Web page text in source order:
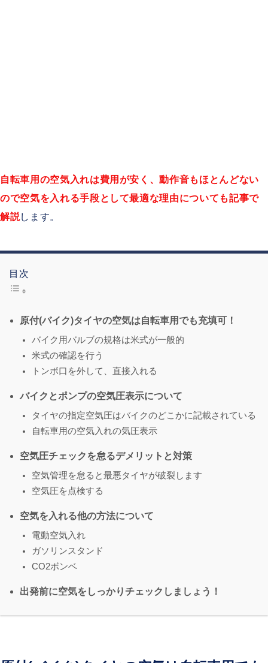
自転車用の空気入れは費用が安く、動作音もほとんどない
ので空気を入れる手段として最適な理由についても記事で
解説します。
目次
原付(バイク)タイヤの空気は自転車用でも充填可！
バイク用バルブの規格は米式が一般的
米式の確認を行う
トンボ口を外して、直接入れる
バイクとポンプの空気圧表示について
タイヤの指定空気圧はバイクのどこかに記載されている
自転車用の空気入れの気圧表示
空気圧チェックを怠るデメリットと対策
空気管理を怠ると最悪タイヤが破裂します
空気圧を点検する
空気を入れる他の方法について
電動空気入れ
ガソリンスタンド
CO2ボンベ
出発前に空気をしっかりチェックしましょう！